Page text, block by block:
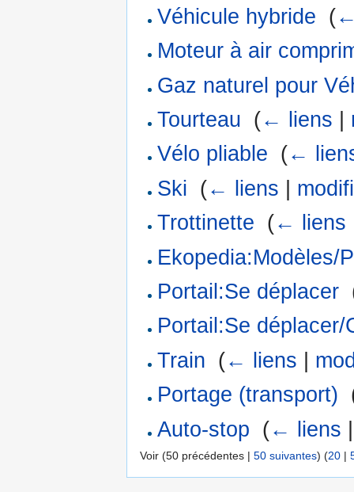
Véhicule hybride (
Moteur à air
Gaz naturel pour
Tourteau (← liens
Vélo pliable (←
Ski (← liens
Trottinette (← liens
Ekopedia:Modèles/
Portail:Se déplacer
Portail:Se déplacer/
Train (← liens
Portage (transport)
Auto-stop (← liens
Voir (50 précédentes | 50 suivantes) (20 |